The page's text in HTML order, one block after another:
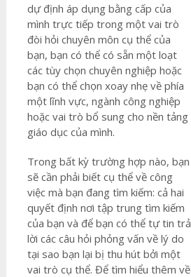
dự định áp dụng bằng cấp của
mình trực tiếp trong một vai trò
đòi hỏi chuyên môn cụ thể của
bạn, bạn có thể có sẵn một loạt
các tùy chọn chuyên nghiệp hoặc
bạn có thể chọn xoay nhẹ về phía
một lĩnh vực, ngành công nghiệp
hoặc vai trò bổ sung cho nền tảng
giáo dục của mình.
Trong bất kỳ trường hợp nào, bạn
sẽ cần phải biết cụ thể về công
việc mà bạn đang tìm kiếm: cả hai
quyết định nơi tập trung tìm kiếm
của bạn và để bạn có thể tự tin trả
lời các câu hỏi phỏng vấn về lý do
tại sao bạn lại bị thu hút bởi một
vai trò cụ thể. Để tìm hiểu thêm về